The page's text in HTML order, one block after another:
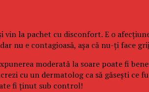
la pachet cu disconfort. E o
nu e contagioasă, așa că nu-ți face
moderată la soare poate fi
cu un dermatolog ca să găsești ce
fi ținut sub control!